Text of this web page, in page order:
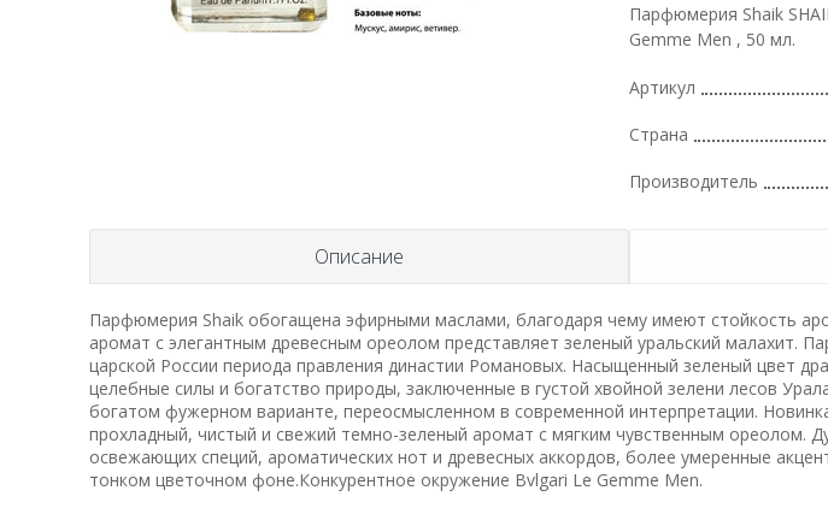
Парфюмерия Shaik
Gemme Men , 50 мл.
Артикул
Страна
Производитель
Описание
Парфюмерия Shaik обогащена эфирными маслами, благодаря чему имеют стойкость
аромат с элегантным древесным ореолом представляет зеленый уральский малахит.
царской России периода правления династии Романовых. Насыщенный зеленый цвет
целебные силы и богатство природы, заключенные в густой хвойной зелени лесов
богатом фужерном варианте, переосмысленном в современной интерпретации.
прохладный, чистый и свежий темно-зеленый аромат с мягким чувственным ореолом.
освежающих специй, ароматических нот и древесных аккордов, более умеренные
тонком цветочном фоне.Конкурентное окружение Bvlgari Le Gemme Men.